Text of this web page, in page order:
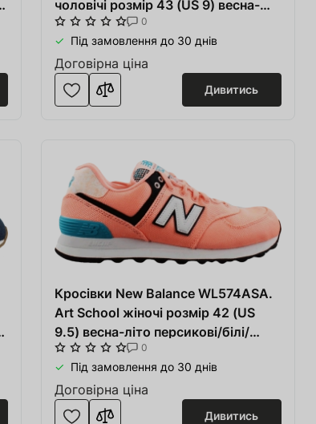
чоловічі розмір 43 (US 9) весна-
літо бежеві/білі шкіра/тканина
0
Під замовлення до 30 днів
Договірна ціна
Дивитись
Кросівки New Balance WL574ASA.
Art School жіночі розмір 42 (US
9.5) весна-літо персикові/білі/
блакитні тканина/синтетика
0
Під замовлення до 30 днів
Договірна ціна
Дивитись